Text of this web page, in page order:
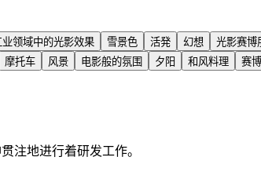
业领域中的光影效果 雪景色 活発 幻想 光影赛博
摩托车 风景 电影般的氛围 夕阳 和风料理 赛
注地进行着研发工作。